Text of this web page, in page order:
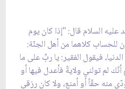
السلام قال: "إذا كان يوم
للحساب كلاهما من أهل الجنّة:
فيقول الفقير: يا ربِّ على ما
لم تولني ولايةً فأعدل فيها أو
منه حقّاً أو أمنع، ولا كان رزقي